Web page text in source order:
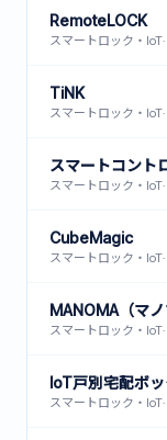
RemoteLOCK
スマートロック・IoT·
TiNK
スマートロック・IoT·
スマートコント
スマートロック・IoT·
CubeMagic
スマートロック・IoT·
MANOMA（マノ
スマートロック・IoT·
IoT戸別宅配ボ
スマートロック・IoT·